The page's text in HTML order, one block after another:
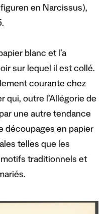
en Narcissus),
blanc et l’a
sur lequel il est collé.
courante chez
qui, outre l’Allégorie de
une autre tendance
découpages en papier
telles que les
traditionnels et